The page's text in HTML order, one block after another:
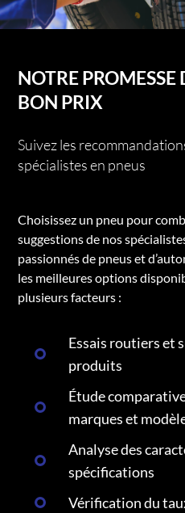
NOTRE
BON PRIX
Suivez les
spécialistes en pneus
Choisissez un pneu pour
suggestions de nos
passionnés de pneus et
les meilleures options
plusieurs facteurs :
Essais routiers et
produits
Étude
marques et
Analyse des
spécifications
Vérification du